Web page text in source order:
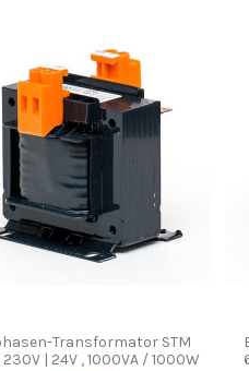
Transformator STM
| 24V , 1000VA / 1000W